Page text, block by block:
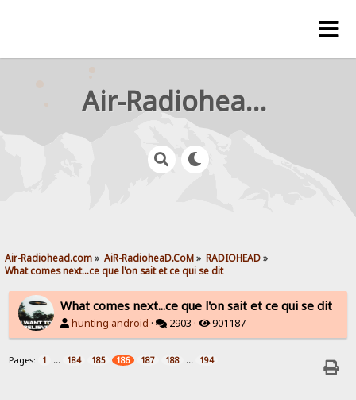
Air-Radiohead.com
Air-Radiohead.com» AiR-RadioheaD.CoM» RADIOHEAD»
What comes next...ce que l'on sait et ce qui se dit
What comes next...ce que l'on sait et ce qui se dit
hunting android · 2903 · 901187
Pages: 1 ... 184 185 186 187 188 ... 194